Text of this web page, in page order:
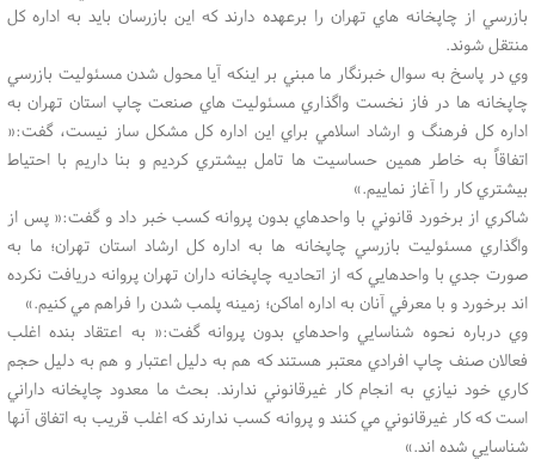
بازرسي از چاپخانه هاي تهران را برعهده دارند كه اين بازرسان بايد به اداره كل
منتقل شوند.
وي در پاسخ به سوال خبرنگار ما مبني بر اينكه آيا محول شدن مسئوليت بازرسي
چاپخانه ها در فاز نخست واگذاري مسئوليت هاي صنعت چاپ استان تهران به
اداره كل فرهنگ و ارشاد اسلامي براي اين اداره كل مشكل ساز نيست، گفت:«
اتفاقاً به خاطر همين حساسيت ها تامل بيشتري كرديم و بنا داريم با احتياط
بيشتري كار را آغاز نماييم.»
شاكري از برخورد قانوني با واحدهاي بدون پروانه كسب خبر داد و گفت:« پس از
واگذاري مسئوليت بازرسي چاپخانه ها به اداره كل ارشاد استان تهران؛ ما به
صورت جدي با واحدهايي كه از اتحاديه چاپخانه داران تهران پروانه دريافت نكرده
اند برخورد و با معرفي آنان به اداره اماكن؛ زمينه پلمب شدن را فراهم مي كنيم.»
وي درباره نحوه شناسايي واحدهاي بدون پروانه گفت:« به اعتقاد بنده اغلب
فعالان صنف چاپ افرادي معتبر هستند كه هم به دليل اعتبار و هم به دليل حجم
كاري خود نيازي به انجام كار غيرقانوني ندارند. بحث ما معدود چاپخانه داراني
است كه كار غيرقانوني مي كنند و پروانه كسب ندارند كه اغلب قريب به اتفاق آنها
شناسايي شده اند.»